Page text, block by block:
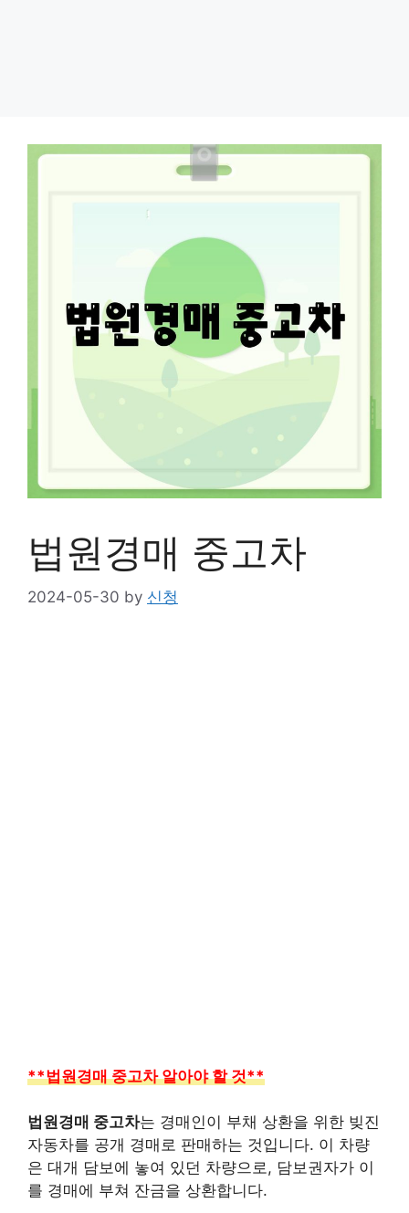
법원경매 중고차
2024-05-30 by 신청
**법원경매 중고차 알아야 할 것**
법원경매 중고차는 경매인이 부채 상환을 위한 빚진
자동차를 공개 경매로 판매하는 것입니다. 이 차량
은 대개 담보에 놓여 있던 차량으로, 담보권자가 이
를 경매에 부쳐 잔금을 상환합니다.